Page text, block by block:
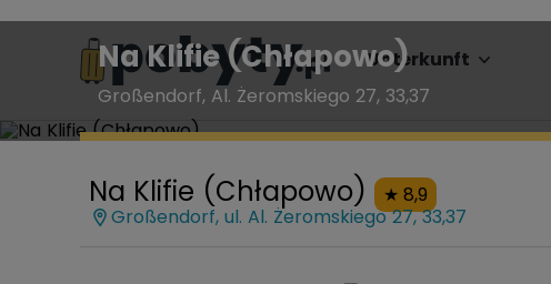
Unterkunft
Na Klifie (Chłapowo)
Großendorf, Al. Żeromskiego 27, 33,37
Na Klifie (Chłapowo)
8,9
Großendorf, ul. Al. Żeromskiego 27, 33,37